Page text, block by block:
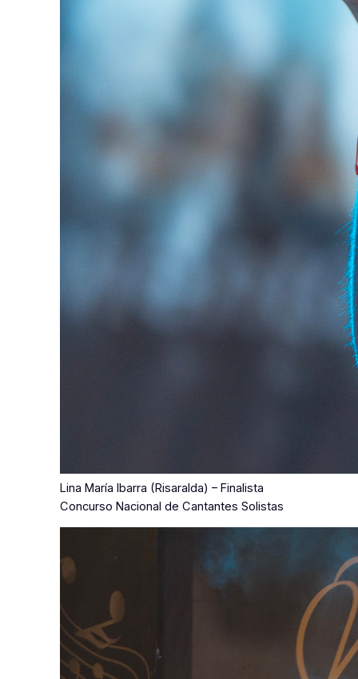
Lina María Ibarra (Risaralda) – Finalista
Concurso Nacional de Cantantes Solistas